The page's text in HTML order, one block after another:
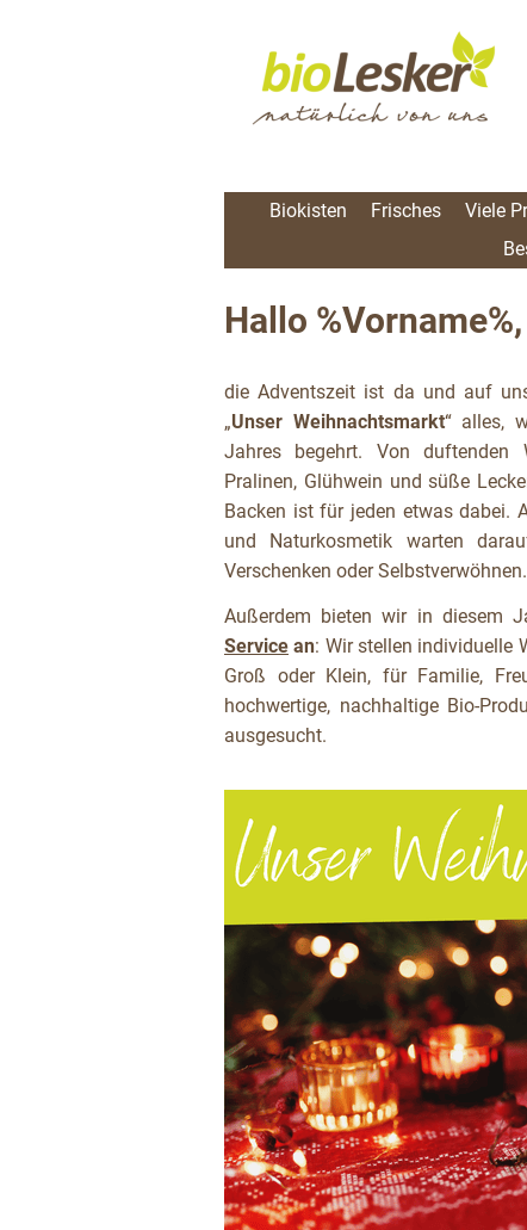
Biokisten Frisches Viele
Hallo %Vorname%,
die Adventszeit ist da und auf
„Unser Weihnachtsmarkt“ alles,
Jahres begehrt. Von duftenden
Pralinen, Glühwein und süße
Backen ist für jeden etwas dabei.
und Naturkosmetik warten
Verschenken oder
Außerdem bieten wir in diesem
Service an: Wir stellen individuelle
Groß oder Klein, für Familie,
hochwertige, nachhaltige Bio-
ausgesucht.